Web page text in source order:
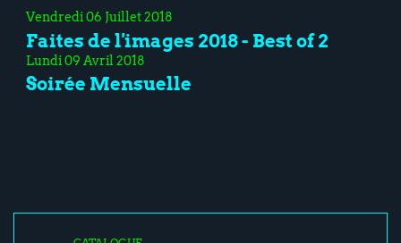
Vendredi 06 Juillet 2018
Faites de l'images 2018 - Best of 2
Lundi 09 Avril 2018
Soirée Mensuelle